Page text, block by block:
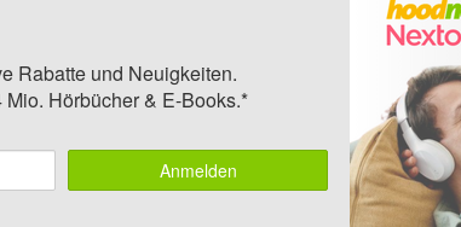
Rabatte und Neuigkeiten.
Hörbücher & E-Books.*
Anmelden